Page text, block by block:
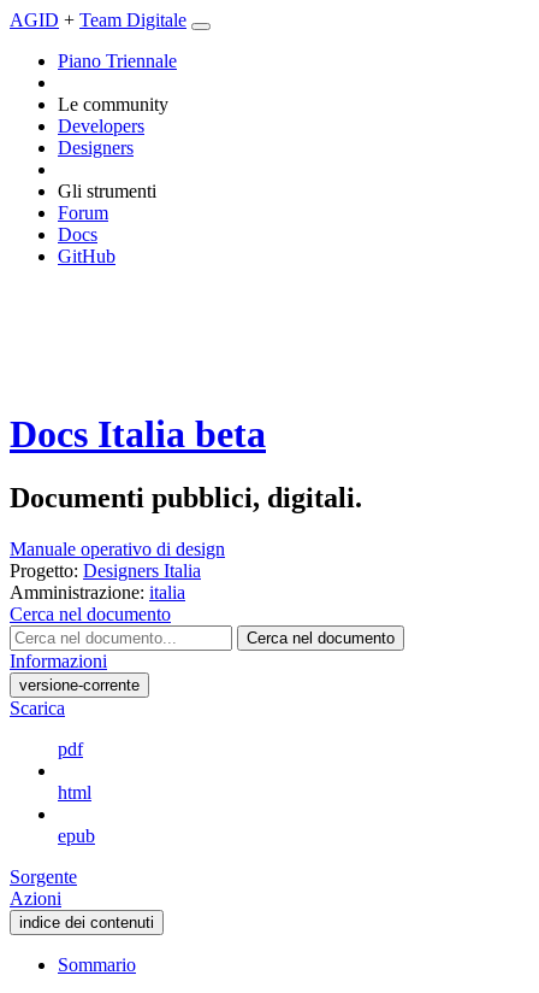
AGID + Team Digitale
Piano Triennale
Le community
Developers
Designers
Gli strumenti
Forum
Docs
GitHub
Docs Italia beta
Documenti pubblici, digitali.
Manuale operativo di design
Progetto: Designers Italia
Amministrazione: italia
Cerca nel documento
Cerca nel documento
Informazioni
versione-corrente
Scarica
pdf
html
epub
Sorgente
Azioni
indice dei contenuti
Sommario